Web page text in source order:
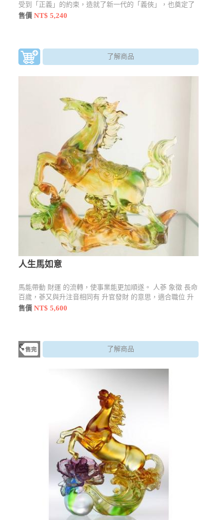
受到「正義」的約束，造就了新一代的「義俠」，也奠定了
「俠客」的社會地位。
售價NT$ 5,240
了解商品
人生馬如意
馬能帶動 財運 的流轉，使事業能更加順遂。 人蔘 象徵 長命
百歲，蔘又與升注音相同有 升官發財 的意思，適合職位 升
遷 榮退 贈送紀念
售價NT$ 5,600
了解商品